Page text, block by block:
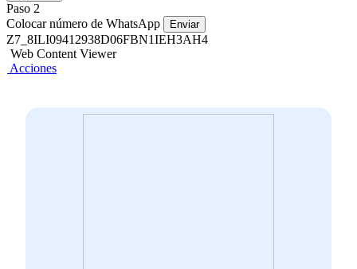
Paso 2
Colocar número de WhatsApp
Enviar
Z7_8ILI09412938D06FBN1IEH3AH4
Web Content Viewer
Acciones